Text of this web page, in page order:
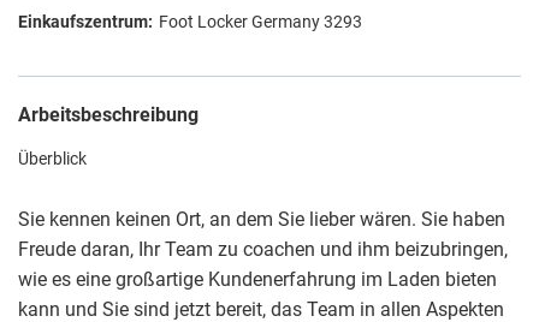
Foot Locker Germany 3293
Arbeitsbeschreibung
Überblick
Sie kennen keinen Ort, an dem Sie lieber wären. Sie haben
Freude daran, Ihr Team zu coachen und ihm beizubringen,
wie es eine großartige Kundenerfahrung im Laden bieten
kann und Sie sind jetzt bereit, das Team in allen Aspekten